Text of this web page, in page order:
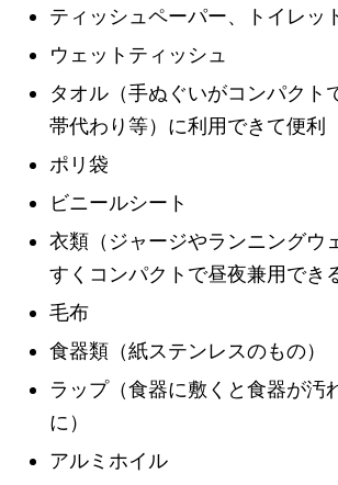
ティッシュペーパー、トイレッ
ウェットティッシュ
タオル（手ぬぐいがコンパクト
帯代わり等）に利用できて便利
ポリ袋
ビニールシート
衣類（ジャージやランニングウ
すくコンパクトで昼夜兼用でき
毛布
食器類（紙ステンレスのもの）
ラップ（食器に敷くと食器が汚
に）
アルミホイル